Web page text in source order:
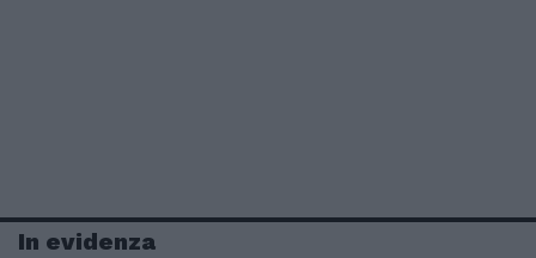
In evidenza